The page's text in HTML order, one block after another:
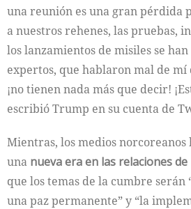
una reunión es una gran pérdida
a nuestros rehenes, las pruebas,
los lanzamientos de misiles se
expertos, que hablaron mal de
¡no tienen nada más que decir!
escribió Trump en su cuenta de
Mientras, los medios norcoreanos
una nueva era en las relaciones de
que los temas de la cumbre serán
una paz permanente” y “la